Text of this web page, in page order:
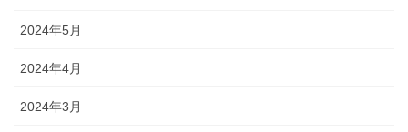
2024年5月
2024年4月
2024年3月